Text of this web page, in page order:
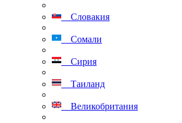
Словакия
Сомали
Сирия
Таиланд
Великобритания